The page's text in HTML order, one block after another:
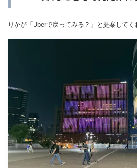
りかが「Uberで戻ってみる？」と提案してく